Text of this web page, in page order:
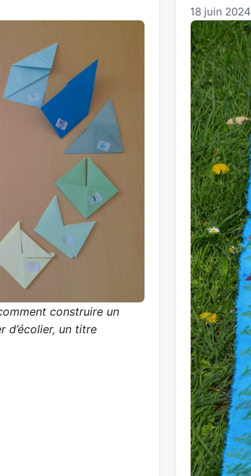
construire un
d’écolier, un titre
18 juin 2024